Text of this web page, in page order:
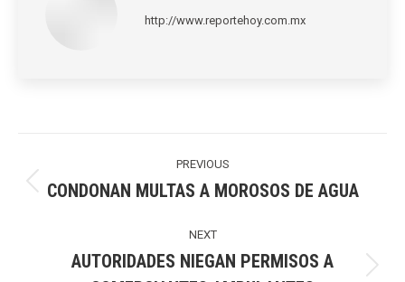
http://www.reportehoy.com.mx
navigation
PREVIOUS
Previous
CONDONAN MULTAS A MOROSOS DE AGUA
NEXT
AUTORIDADES NIEGAN PERMISOS A